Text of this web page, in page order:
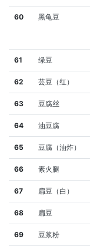
60 黑龟豆
61 绿豆
62 芸豆（红）
63 豆腐丝
64 油豆腐
65 豆腐（油炸）
66 素火腿
67 扁豆（白）
68 扁豆
69 豆浆粉